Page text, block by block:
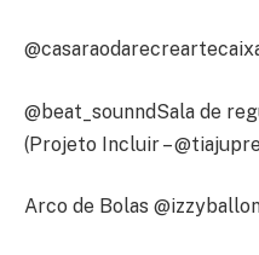
@beat_sounndSala de
(Projeto Incluir –
Arco de Bolas